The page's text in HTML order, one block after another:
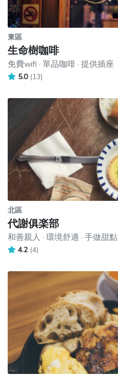
東區
生命樹咖啡
免費wifi · 單品咖啡 · 提供插座
5.0 (13)
北區
代謝俱楽部
和善親人 · 環境舒適 · 手做甜點
4.2 (4)